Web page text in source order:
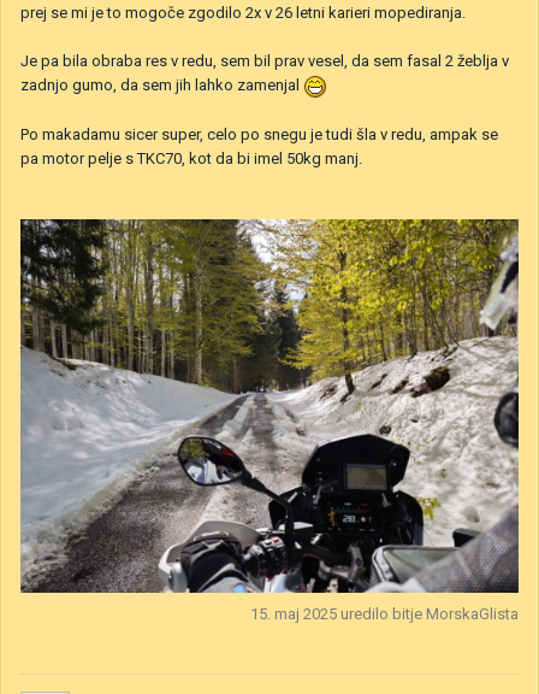
prej se mi je to mogoče zgodilo 2x v 26 letni karieri mopediranja.
Je pa bila obraba res v redu, sem bil prav vesel, da sem fasal 2 žeblja v
zadnjo gumo, da sem jih lahko zamenjal
Po makadamu sicer super, celo po snegu je tudi šla v redu, ampak se
pa motor pelje s TKC70, kot da bi imel 50kg manj.
15. maj 2025 uredilo bitje MorskaGlista